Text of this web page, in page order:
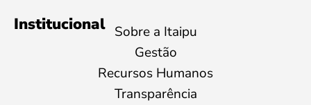
Institucional Sobre a Itaipu
Gestão
Recursos Humanos
Transparência